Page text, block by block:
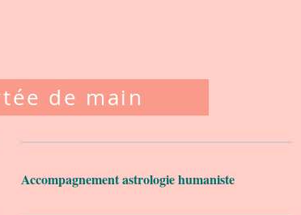
de main
Accompagnement astrologie humaniste